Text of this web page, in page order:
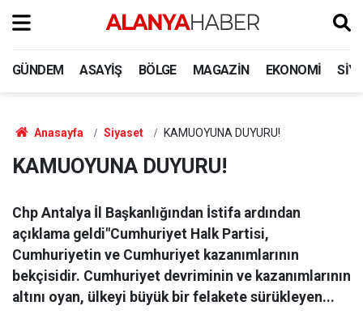
GÜNDEM ASAYIŞ BÖLGE MAGAZIN EKONOMI
Anasayfa Siyaset KAMUOYUNA DUYURU!
KAMUOYUNA DUYURU!
Chp Antalya İl Başkanlığından İstifa ardından
açıklama geldi"Cumhuriyet Halk Partisi,
Cumhuriyetin ve Cumhuriyet kazanımlarının
bekçisidir. Cumhuriyet devriminin ve kazanımlarının
altını oyan, ülkeyi büyük bir felakete sürükleyen...